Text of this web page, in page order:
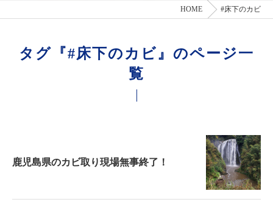
HOME #床下のカビ
タグ『#床下のカビ』のページ一
覧
鹿児島県のカビ取り現場無事終了！